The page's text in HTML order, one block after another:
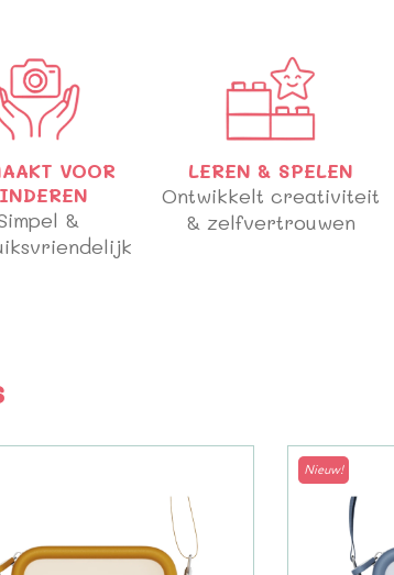
VOOR
&
LEREN & SPELEN
Ontwikkelt creativiteit
& zelfvertrouwen
Nieuw!